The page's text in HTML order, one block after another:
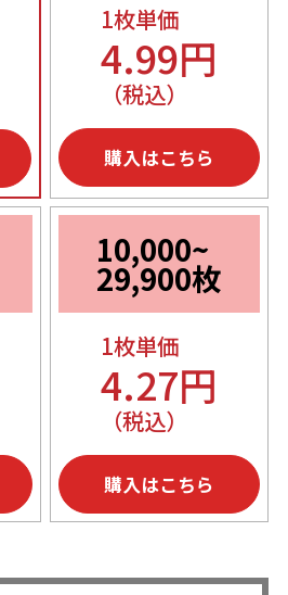
1枚単価
4.99円
（税込）
購入はこちら
10,000~
29,900枚
1枚単価
4.27円
（税込）
購入はこちら